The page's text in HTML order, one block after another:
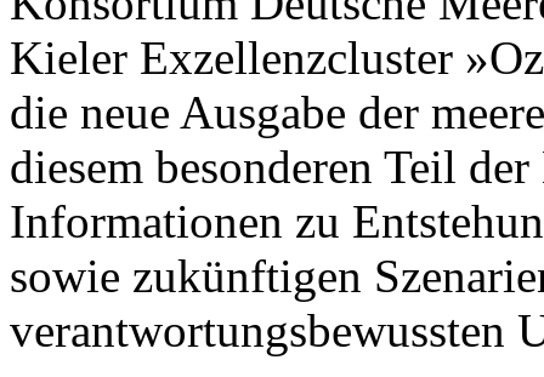
Kieler Exzellenzcluster
die neue Ausgabe der
diesem besonderen Teil
Informationen zu
sowie zukünftigen
verantwortungsbewussten